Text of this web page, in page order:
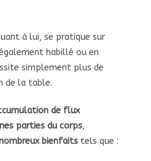
à lui, se pratique sur
habillé ou en
simplement plus de
de la table.
de flux
parties du corps,
bienfaitstels que :